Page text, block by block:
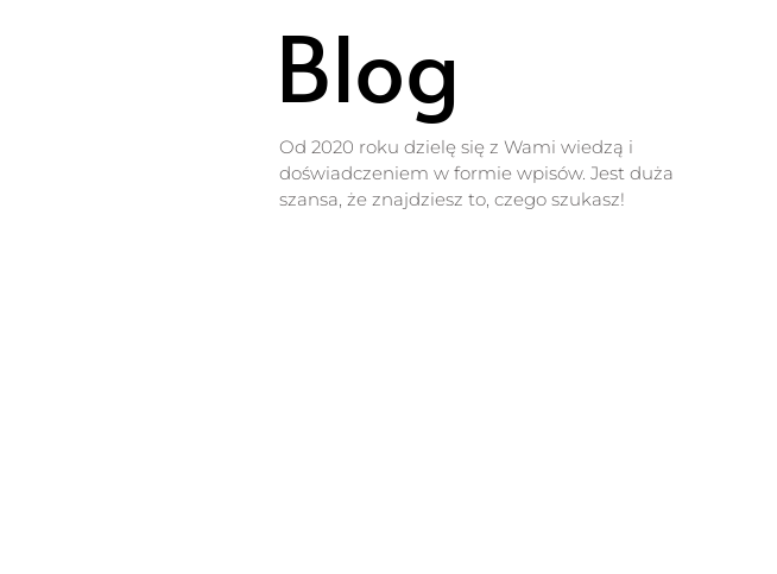
Blog
Od 2020 roku dzielę się z Wami wiedzą i
doświadczeniem w formie wpisów. Jest duża
szansa, że znajdziesz to, czego szukasz!